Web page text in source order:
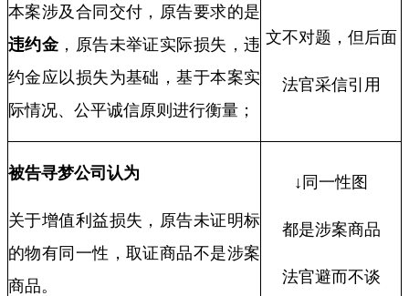
本案涉及合同交付，原告要求的是
违约金，原告未举证实际损失，违
约金应以损失为基础，基于本案实
际情况、公平诚信原则进行衡量；
文不对题，但后面
法官采信引用
被告寻梦公司认为
关于增值利益损失，原告未证明标
的物有同一性，取证商品不是涉案
商品。
↓同一性图
都是涉案商品
法官避而不谈